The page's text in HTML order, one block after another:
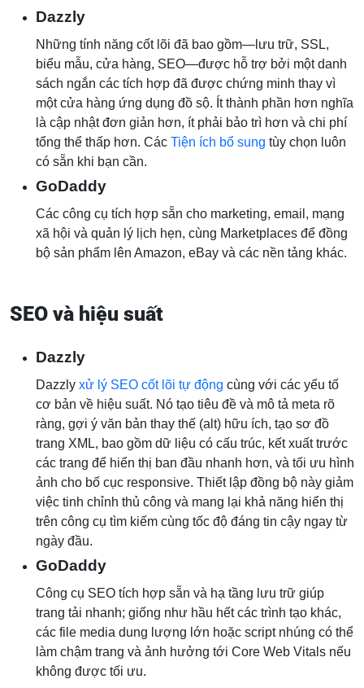
Dazzly
Những tính năng cốt lõi đã bao gồm—lưu trữ, SSL,
biểu mẫu, cửa hàng, SEO—được hỗ trợ bởi một danh
sách ngắn các tích hợp đã được chứng minh thay vì
một cửa hàng ứng dụng đồ sộ. Ít thành phần hơn nghĩa
là cập nhật đơn giản hơn, ít phải bảo trì hơn và chi phí
tổng thể thấp hơn. Các Tiện ích bổ sung tùy chọn luôn
có sẵn khi bạn cần.
GoDaddy
Các công cụ tích hợp sẵn cho marketing, email, mạng
xã hội và quản lý lịch hẹn, cùng Marketplaces để đồng
bộ sản phẩm lên Amazon, eBay và các nền tảng khác.
SEO và hiệu suất
Dazzly
Dazzly xử lý SEO cốt lõi tự động cùng với các yếu tố
cơ bản về hiệu suất. Nó tạo tiêu đề và mô tả meta rõ
ràng, gợi ý văn bản thay thế (alt) hữu ích, tạo sơ đồ
trang XML, bao gồm dữ liệu có cấu trúc, kết xuất trước
các trang để hiển thị ban đầu nhanh hơn, và tối ưu hình
ảnh cho bố cục responsive. Thiết lập đồng bộ này giảm
việc tinh chỉnh thủ công và mang lại khả năng hiển thị
trên công cụ tìm kiếm cùng tốc độ đáng tin cậy ngay từ
ngày đầu.
GoDaddy
Công cụ SEO tích hợp sẵn và hạ tầng lưu trữ giúp
trang tải nhanh; giống như hầu hết các trình tạo khác,
các file media dung lượng lớn hoặc script nhúng có thể
làm chậm trang và ảnh hưởng tới Core Web Vitals nếu
không được tối ưu.